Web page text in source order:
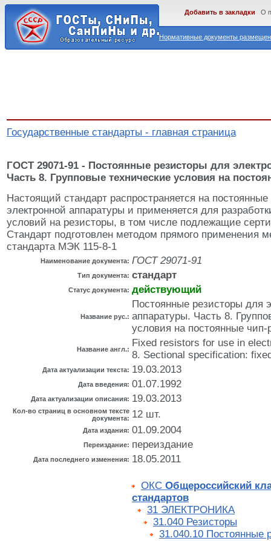
Нормативные документы
Добавить в закладки О
Государственные стандарты - главная страница
ГОСТ 29071-91 - Постоянные резисторы для
Часть 8. Групповые технические условия на
Настоящий стандарт распространяется на
электронной аппаратуры и применяется для
условий на резисторы, в том числе подлежащие
Стандарт подготовлен методом прямого применения
стандарта МЭК 115-8-1
Наименование документа: ГОСТ 29071-91
Тип документа: стандарт
Статус документа: действующий
Название рус.:
Постоянные резисторы для
аппаратуры. Часть 8.
условия на постоянные чип-
Название англ.:
Fixed resistors for use in
8. Sectional specification:
Дата актуализации текста: 19.03.2013
Дата введения: 01.07.1992
Дата актуализации описания: 19.03.2013
Кол-во страниц в основном тексте
документа: 12 шт.
Дата издания: 01.09.2004
Переиздание: переиздание
Дата последнего изменения: 18.05.2011
ОКС Общероссийский
стандартов
31 ЭЛЕКТРОНИКА
31.040 Резисторы
31.040.10 Постоянные